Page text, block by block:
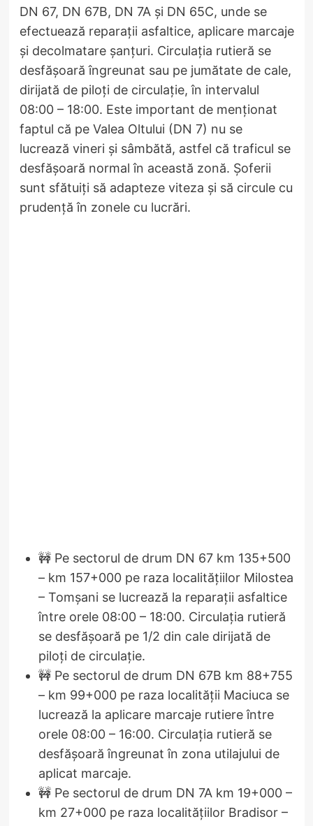
DN 67, DN 67B, DN 7A și DN 65C, unde se
efectuează reparații asfaltice, aplicare marcaje
și decolmatare șanțuri. Circulația rutieră se
desfășoară îngreunat sau pe jumătate de cale,
dirijată de piloți de circulație, în intervalul
08:00 – 18:00. Este important de menționat
faptul că pe Valea Oltului (DN 7) nu se
lucrează vineri și sâmbătă, astfel că traficul se
desfășoară normal în această zonă. Șoferii
sunt sfătuiți să adapteze viteza și să circule cu
prudență în zonele cu lucrări.
🚧 Pe sectorul de drum DN 67 km 135+500
– km 157+000 pe raza localitățiilor Milostea
– Tomșani se lucrează la reparații asfaltice
între orele 08:00 – 18:00. Circulația rutieră
se desfășoară pe 1/2 din cale dirijată de
piloți de circulație.
🚧 Pe sectorul de drum DN 67B km 88+755
– km 99+000 pe raza localității Maciuca se
lucrează la aplicare marcaje rutiere între
orele 08:00 – 16:00. Circulația rutieră se
desfășoară îngreunat în zona utilajului de
aplicat marcaje.
🚧 Pe sectorul de drum DN 7A km 19+000 –
km 27+000 pe raza localitățiilor Bradisor –